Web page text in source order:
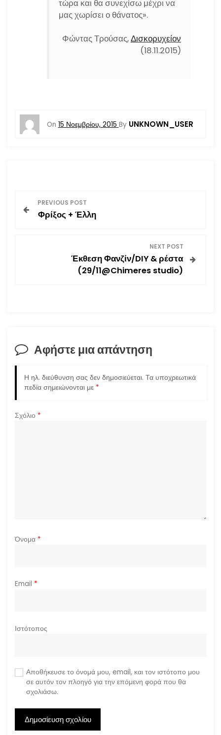
τώρα και θα συνεχίσω μέχρι να
μας χωρίσει ο θάνατος».
Φώντας Τρούσας,Δισκορυχείον
(18.11.2015)
On 15 Νοεμβρίου, 2015 By UNKNOWN_USER
η
ρ
θ
PREVIOUS POST
Φρίξος + Έλλη
NEXT POST
Έκθεση Φανζίν/DIY & ρέστα
(29/11@Chimeres studio)
Αφήστε μια απάντηση
Η ηλ. διεύθυνση σας δεν δημοσιεύεται. Τα υποχρεωτικά
πεδία σημειώνονται με *
Σχόλιο *
Όνομα *
Email *
Ιστότοπος
Αποθήκευσε το όνομά μου, email, και τον ιστότοπο μου
σε αυτόν τον πλοηγό για την επόμενη φορά που θα
σχολιάσω.